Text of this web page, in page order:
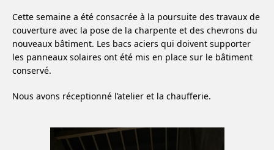
Cette semaine a été consacrée à la poursuite des travaux de
couverture avec la pose de la charpente et des chevrons du
nouveaux bâtiment. Les bacs aciers qui doivent supporter
les panneaux solaires ont été mis en place sur le bâtiment
conservé.
Nous avons réceptionné l’atelier et la chaufferie.